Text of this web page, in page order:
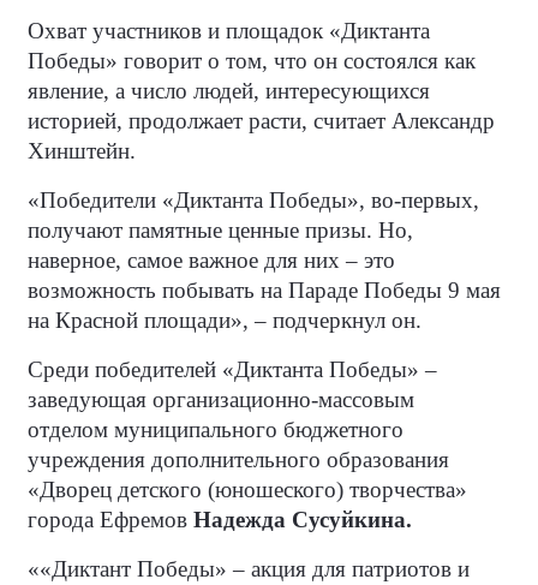
Охват участников и площадок «Диктанта
Победы» говорит о том, что он состоялся как
явление, а число людей, интересующихся
историей, продолжает расти, считает Александр
Хинштейн.
«Победители «Диктанта Победы», во-первых,
получают памятные ценные призы. Но,
наверное, самое важное для них – это
возможность побывать на Параде Победы 9 мая
на Красной площади», – подчеркнул он.
Среди победителей «Диктанта Победы» –
заведующая организационно-массовым
отделом муниципального бюджетного
учреждения дополнительного образования
«Дворец детского (юношеского) творчества»
города Ефремов Надежда Сусуйкина.
««Диктант Победы» – акция для патриотов и